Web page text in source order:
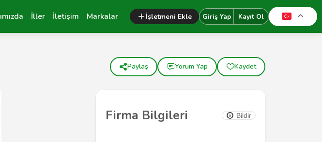
İller İletişim Markalar İşletmeni Ekle Giriş Yap Kayıt Ol
Firma Bilgileri Bildir
Paylaş Yorum Yap Kaydet